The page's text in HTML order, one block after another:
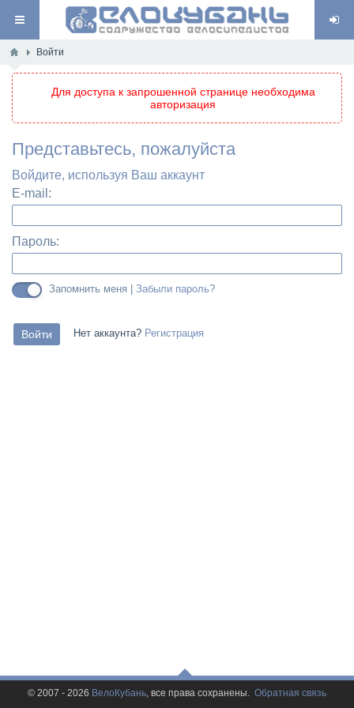
Войти
Для доступа к запрошенной странице необходима
авторизация
Представьтесь, пожалуйста
Войдите, используя Ваш аккаунт
E-mail:
Пароль:
Запомнить меня | Забыли пароль?
Нет аккаунта? Регистрация
© 2007 - 2026 ВелоКубань, все права сохранены. Обратная связь